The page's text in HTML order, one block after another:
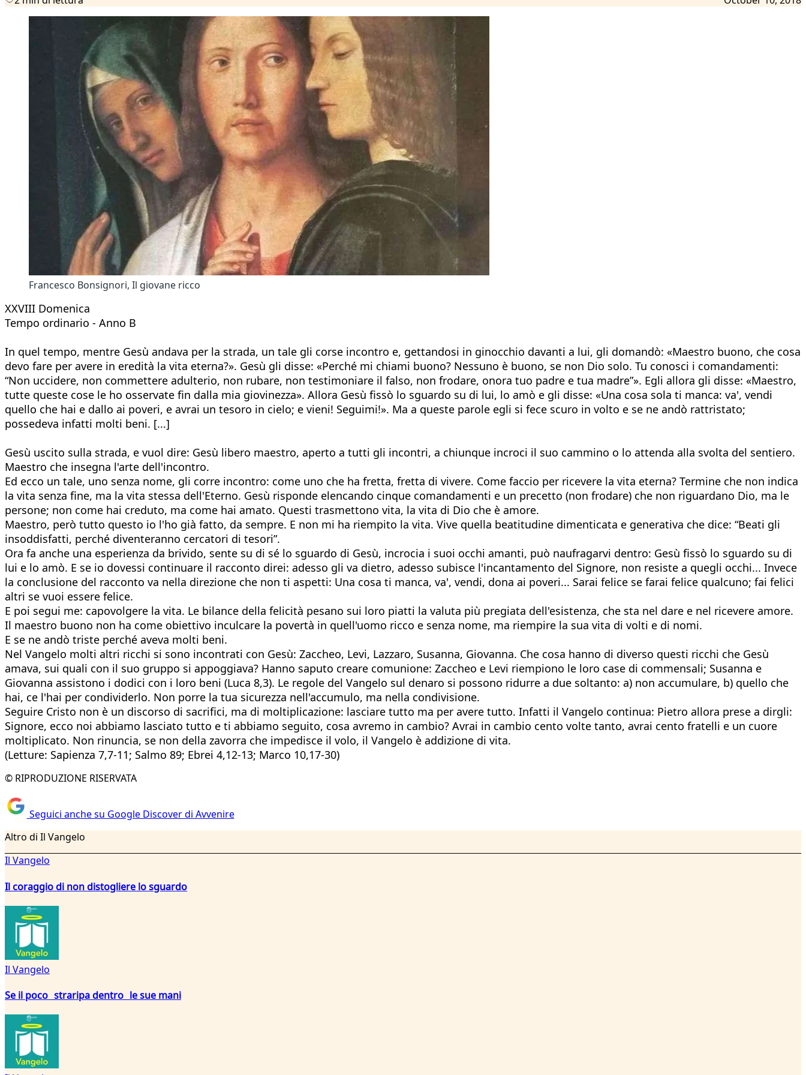
Francesco Bonsignori, Il giovane ricco
XXVIII Domenica
Tempo ordinario - Anno B
In quel tempo, mentre Gesù andava per la strada, un tale gli corse incontro e, gettandosi in ginocchio davanti a lui, gli domandò: «Maestro buono, che cosa
devo fare per avere in eredità la vita eterna?». Gesù gli disse: «Perché mi chiami buono? Nessuno è buono, se non Dio solo. Tu conosci i comandamenti:
“Non uccidere, non commettere adulterio, non rubare, non testimoniare il falso, non frodare, onora tuo padre e tua madre”». Egli allora gli disse: «Maestro,
tutte queste cose le ho osservate fin dalla mia giovinezza». Allora Gesù fissò lo sguardo su di lui, lo amò e gli disse: «Una cosa sola ti manca: va', vendi
quello che hai e dallo ai poveri, e avrai un tesoro in cielo; e vieni! Seguimi!». Ma a queste parole egli si fece scuro in volto e se ne andò rattristato;
possedeva infatti molti beni. [...]
Gesù uscito sulla strada, e vuol dire: Gesù libero maestro, aperto a tutti gli incontri, a chiunque incroci il suo cammino o lo attenda alla svolta del sentiero.
Maestro che insegna l'arte dell'incontro.
Ed ecco un tale, uno senza nome, gli corre incontro: come uno che ha fretta, fretta di vivere. Come faccio per ricevere la vita eterna? Termine che non indica
la vita senza fine, ma la vita stessa dell'Eterno. Gesù risponde elencando cinque comandamenti e un precetto (non frodare) che non riguardano Dio, ma le
persone; non come hai creduto, ma come hai amato. Questi trasmettono vita, la vita di Dio che è amore.
Maestro, però tutto questo io l'ho già fatto, da sempre. E non mi ha riempito la vita. Vive quella beatitudine dimenticata e generativa che dice: “Beati gli
insoddisfatti, perché diventeranno cercatori di tesori”.
Ora fa anche una esperienza da brivido, sente su di sé lo sguardo di Gesù, incrocia i suoi occhi amanti, può naufragarvi dentro: Gesù fissò lo sguardo su di
lui e lo amò. E se io dovessi continuare il racconto direi: adesso gli va dietro, adesso subisce l'incantamento del Signore, non resiste a quegli occhi... Invece
la conclusione del racconto va nella direzione che non ti aspetti: Una cosa ti manca, va', vendi, dona ai poveri... Sarai felice se farai felice qualcuno; fai felici
altri se vuoi essere felice.
E poi segui me: capovolgere la vita. Le bilance della felicità pesano sui loro piatti la valuta più pregiata dell'esistenza, che sta nel dare e nel ricevere amore.
Il maestro buono non ha come obiettivo inculcare la povertà in quell'uomo ricco e senza nome, ma riempire la sua vita di volti e di nomi.
E se ne andò triste perché aveva molti beni.
Nel Vangelo molti altri ricchi si sono incontrati con Gesù: Zaccheo, Levi, Lazzaro, Susanna, Giovanna. Che cosa hanno di diverso questi ricchi che Gesù
amava, sui quali con il suo gruppo si appoggiava? Hanno saputo creare comunione: Zaccheo e Levi riempiono le loro case di commensali; Susanna e
Giovanna assistono i dodici con i loro beni (Luca 8,3). Le regole del Vangelo sul denaro si possono ridurre a due soltanto: a) non accumulare, b) quello che
hai, ce l'hai per condividerlo. Non porre la tua sicurezza nell'accumulo, ma nella condivisione.
Seguire Cristo non è un discorso di sacrifici, ma di moltiplicazione: lasciare tutto ma per avere tutto. Infatti il Vangelo continua: Pietro allora prese a dirgli:
Signore, ecco noi abbiamo lasciato tutto e ti abbiamo seguito, cosa avremo in cambio? Avrai in cambio cento volte tanto, avrai cento fratelli e un cuore
moltiplicato. Non rinuncia, se non della zavorra che impedisce il volo, il Vangelo è addizione di vita.
(Letture: Sapienza 7,7-11; Salmo 89; Ebrei 4,12-13; Marco 10,17-30)
© RIPRODUZIONE RISERVATA
Seguici anche su Google Discover di Avvenire
Altro di Il Vangelo
Il Vangelo
Il coraggio di non distogliere lo sguardo
Il Vangelo
Se il poco straripa dentro le sue mani